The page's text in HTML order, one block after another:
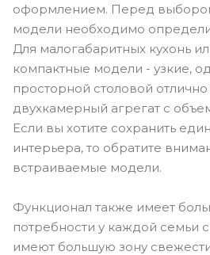
оформлением. Перед
модели необходимо
Для малогабаритных кухонь
компактные модели - узкие,
просторной столовой отлично
двухкамерный агрегат с
Если вы хотите сохранить
интерьера, то обратите
встраиваемые модели.
Функционал также имеет
потребности у каждой семьи
имеют большую зону